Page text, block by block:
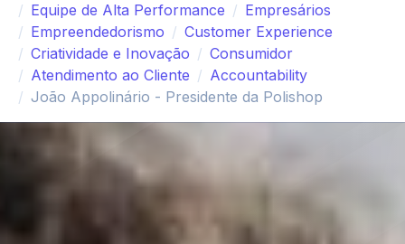
Equipe de Alta Performance
Empresários
Empreendedorismo
Customer Experience
Criatividade e Inovação
Consumidor
Atendimento ao Cliente
Accountability
João Appolinário - Presidente da Polishop